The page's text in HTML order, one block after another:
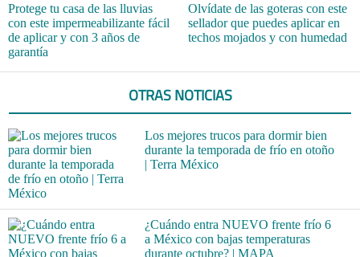
Protege tu casa de las lluvias
con este impermeabilizante fácil
de aplicar y con 3 años de
garantía
Olvídate de las goteras con este
sellador que puedes aplicar en
techos mojados y con humedad
OTRAS NOTICIAS
Los mejores trucos para dormir bien
durante la temporada de frío en otoño
| Terra México
¿Cuándo entra NUEVO frente frío 6
a México con bajas temperaturas
durante octubre? | MAPA